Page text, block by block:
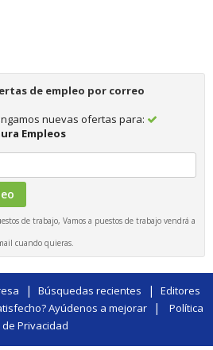
de empleo por correo
nuevas ofertas para:
Empleos
de trabajo, Vamos a puestos de trabajo vendrá a
cuando quieras.
| Búsquedas recientes | Editores
Ayúdenos a mejorar|
Política
de Privacidad